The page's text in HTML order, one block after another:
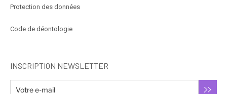
Protection des données
Code de déontologie
INSCRIPTION NEWSLETTER